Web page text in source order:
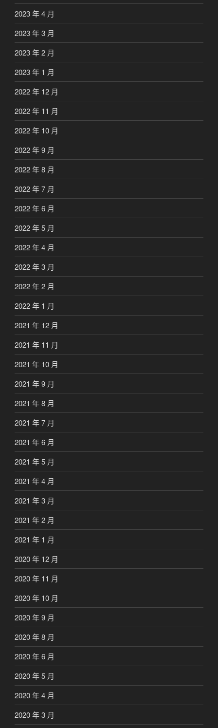
2023 年 4 月
2023 年 3 月
2023 年 2 月
2023 年 1 月
2022 年 12 月
2022 年 11 月
2022 年 10 月
2022 年 9 月
2022 年 8 月
2022 年 7 月
2022 年 6 月
2022 年 5 月
2022 年 4 月
2022 年 3 月
2022 年 2 月
2022 年 1 月
2021 年 12 月
2021 年 11 月
2021 年 10 月
2021 年 9 月
2021 年 8 月
2021 年 7 月
2021 年 6 月
2021 年 5 月
2021 年 4 月
2021 年 3 月
2021 年 2 月
2021 年 1 月
2020 年 12 月
2020 年 11 月
2020 年 10 月
2020 年 9 月
2020 年 8 月
2020 年 6 月
2020 年 5 月
2020 年 4 月
2020 年 3 月